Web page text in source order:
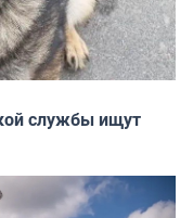
службы ищут